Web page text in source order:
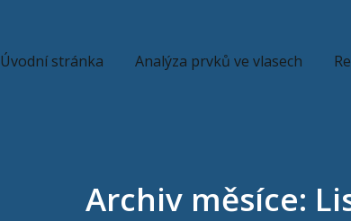
Úvodní stránka Analýza prvků ve vlasech
Archiv měsíce: